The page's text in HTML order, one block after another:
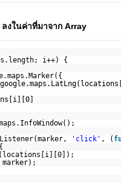
งในค่าที่มาจาก Array
i++) {
'click' , (